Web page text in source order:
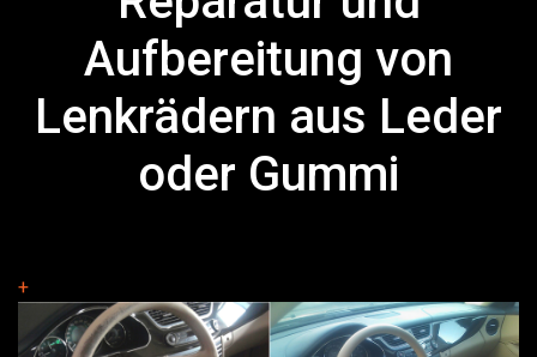
Aufbereitung von
Lenkrädern aus Leder
oder Gummi
+